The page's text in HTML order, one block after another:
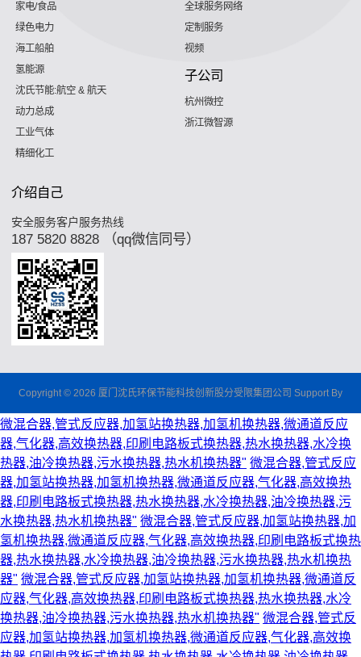
家电/食品
绿色电力
海工船舶
氢能源
沈氏节能:航空 & 航天
动力总成
工业气体
精细化工
全球服务网络
定制服务
视频
子公司
杭州微控
浙江微智源
介绍自己
安全服务客户服务热线
187 5820 8828 （qq微信同号）
Copyright © 2026 厦门沈氏环保节能科技创新股分受限集团公司 Support By
微混合器,管式反应器,加氢站换热器,加氢机换热器,微通道反应
器,气化器,高效换热器,印刷电路板式换热器,热水换热器,水冷换
热器,油冷换热器,污水换热器,热水机换热器" 微混合器,管式反应
器,加氢站换热器,加氢机换热器,微通道反应器,气化器,高效换热
器,印刷电路板式换热器,热水换热器,水冷换热器,油冷换热器,污
水换热器,热水机换热器" 微混合器,管式反应器,加氢站换热器,加
氢机换热器,微通道反应器,气化器,高效换热器,印刷电路板式换热
器,热水换热器,水冷换热器,油冷换热器,污水换热器,热水机换热
器" 微混合器,管式反应器,加氢站换热器,加氢机换热器,微通道反
应器,气化器,高效换热器,印刷电路板式换热器,热水换热器,水冷
换热器,油冷换热器,污水换热器,热水机换热器" 微混合器,管式反
应器,加氢站换热器,加氢机换热器,微通道反应器,气化器,高效换